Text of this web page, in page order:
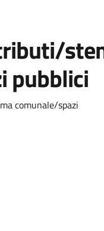
pubblici
comunale/spazi